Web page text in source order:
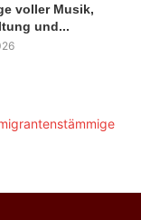
voller Musik,
und...